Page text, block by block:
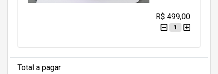
R$ 499,00
1
Total a pagar